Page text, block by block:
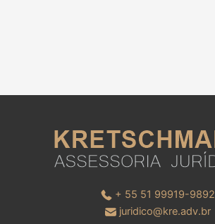
+ 55 51 99919-9892
juridico@kre.adv.br